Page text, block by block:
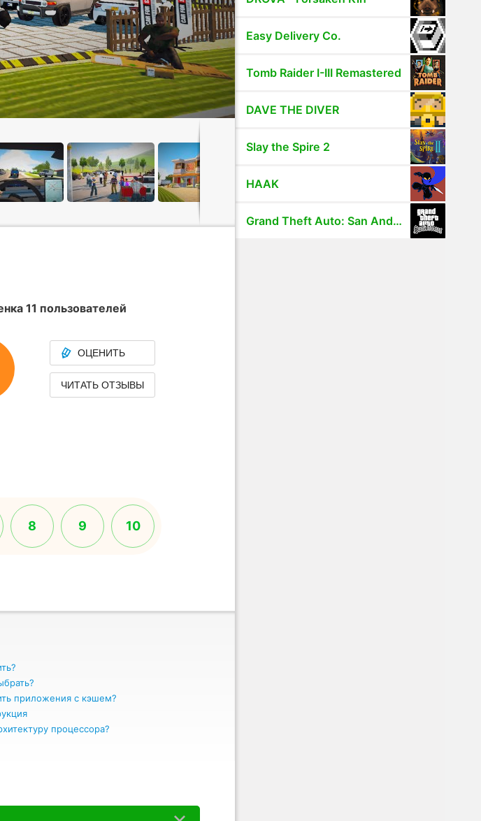
11 пользователей
ОЦЕНИТЬ
ЧИТАТЬ ОТЗЫВЫ
8 9 10
приложения с кэшем?
процессора?
Easy Delivery Co.
Tomb Raider I-III Remastered
DAVE THE DIVER
Slay the Spire 2
HAAK
Grand Theft Auto: San Andreas